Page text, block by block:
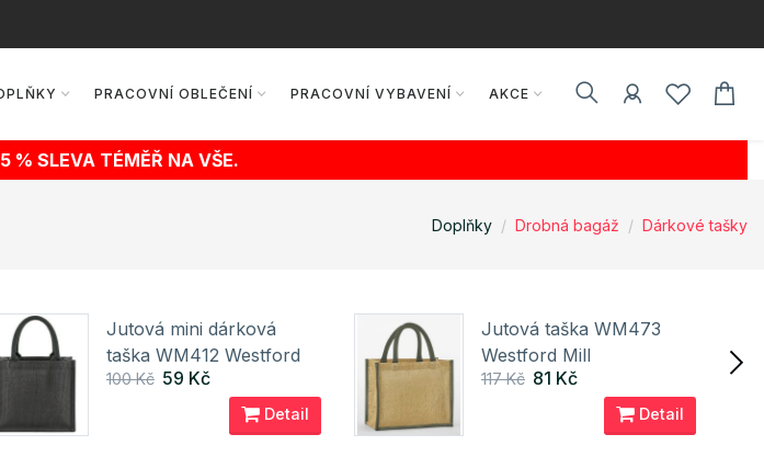
PRACOVNÍ OBLEČENÍ PRACOVNÍ VYBAVENÍ AKCE
% SLEVA TÉMĚŘ NA VŠE.
Doplňky Drobná bagáž Dárkové tašky
Jutová mini dárková
taška WM412 Westford
Mill
100 Kč 59 Kč
Detail
Jutová taška WM473
Westford Mill
117 Kč 81 Kč
Detail